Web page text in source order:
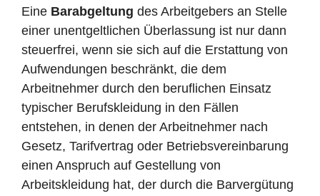
Eine Barabgeltung des Arbeitgebers an Stelle
einer unentgeltlichen Überlassung ist nur dann
steuerfrei, wenn sie sich auf die Erstattung von
Aufwendungen beschränkt, die dem
Arbeitnehmer durch den beruflichen Einsatz
typischer Berufskleidung in den Fällen
entstehen, in denen der Arbeitnehmer nach
Gesetz, Tarifvertrag oder Betriebsvereinbarung
einen Anspruch auf Gestellung von
Arbeitskleidung hat, der durch die Barvergütung